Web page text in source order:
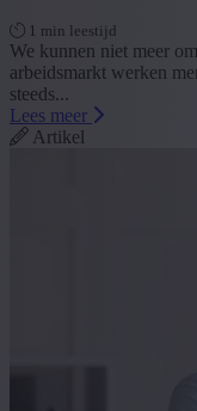
1 min leestijd
We kunnen niet meer
arbeidsmarkt werken
steeds...
Lees meer
Artikel